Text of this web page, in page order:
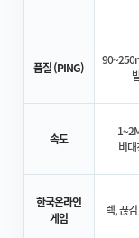
품질 (PING)
속도
비
한국온라인
게임
렉, 끊